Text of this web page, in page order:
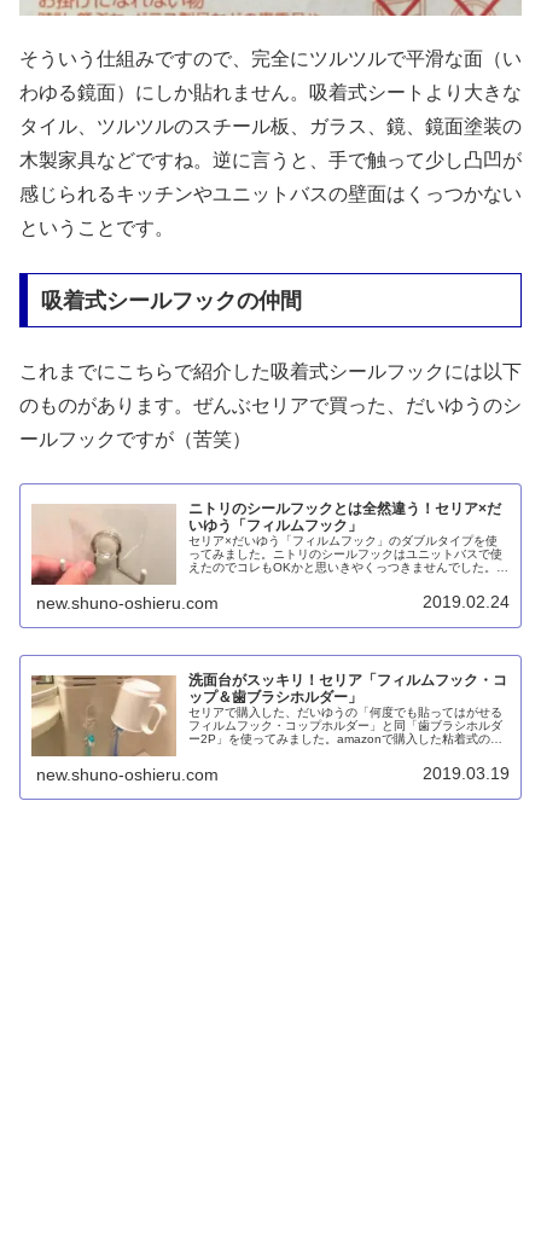
そういう仕組みですので、完全にツルツルで平滑な面（い
わゆる鏡面）にしか貼れません。吸着式シートより大きな
タイル、ツルツルのスチール板、ガラス、鏡、鏡面塗装の
木製家具などですね。逆に言うと、手で触って少し凸凹が
感じられるキッチンやユニットバスの壁面はくっつかない
ということです。
吸着式シールフックの仲間
これまでにこちらで紹介した吸着式シールフックには以下
のものがあります。ぜんぶセリアで買った、だいゆうのシ
ールフックですが（苦笑）
ニトリのシールフックとは全然違う！セリア×だ
いゆう「フィルムフック」
セリア×だいゆう「フィルムフック」のダブルタイプを使
ってみました。ニトリのシールフックはユニットバスで使
えたのでコレもOKかと思いきやくっつきませんでした。こ
new.shuno-oshieru.com 2019.02.24
洗面台がスッキリ！セリア「フィルムフック・コ
ップ＆歯ブラシホルダー」
セリアで購入した、だいゆうの「何度でも貼ってはがせる
フィルムフック・コップホルダー」と同「歯ブラシホルダ
ー2P」を使ってみました。amazonで購入した粘着式のス
失敗してもやり直せて、歯ブラシが落ちにくく、汚れも付
きにくい。パーフェクトです！
new.shuno-oshieru.com 2019.03.19